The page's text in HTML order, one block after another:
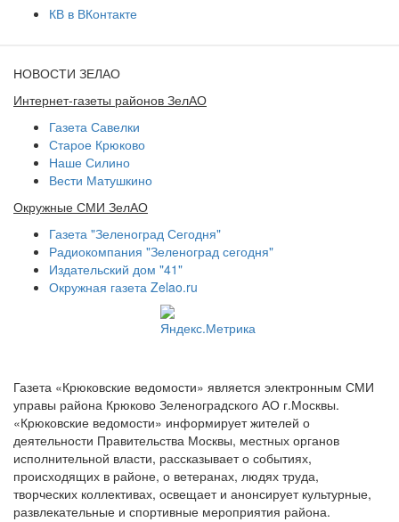
КВ в ВКонтакте
НОВОСТИ ЗЕЛАО
Интернет-газеты районов ЗелАО
Газета Савелки
Старое Крюково
Наше Силино
Вести Матушкино
Окружные СМИ ЗелАО
Газета "Зеленоград Сегодня"
Радиокомпания "Зеленоград сегодня"
Издательский дом "41"
Окружная газета Zelao.ru
Газета «Крюковские ведомости» является электронным СМИ
управы района Крюково Зеленоградского АО г.Москвы.
«Крюковские ведомости» информирует жителей о
деятельности Правительства Москвы, местных органов
исполнительной власти, рассказывает о событиях,
происходящих в районе, о ветеранах, людях труда,
творческих коллективах, освещает и анонсирует культурные,
развлекательные и спортивные мероприятия района.